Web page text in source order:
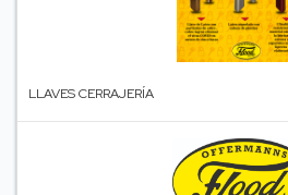
LLAVES CERRAJERÍA